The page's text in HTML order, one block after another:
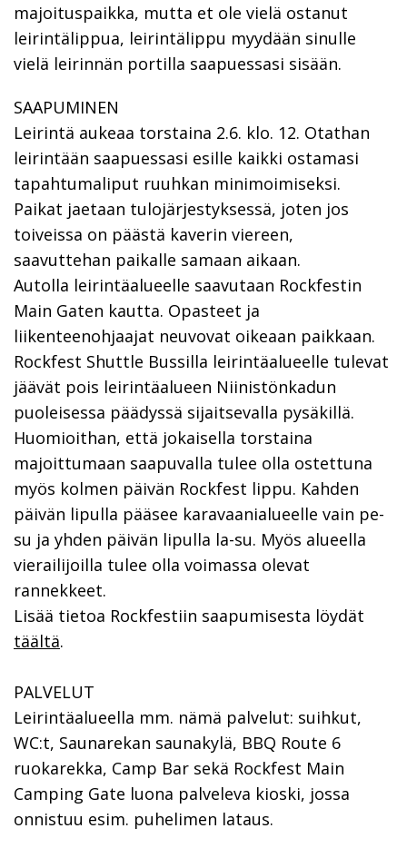
majoituspaikka, mutta et ole vielä ostanut
leirintälippua, leirintälippu myydään sinulle
vielä leirinnän portilla saapuessasi sisään.
SAAPUMINEN
Leirintä aukeaa torstaina 2.6. klo. 12. Otathan
leirintään saapuessasi esille kaikki ostamasi
tapahtumaliput ruuhkan minimoimiseksi.
Paikat jaetaan tulojärjestyksessä, joten jos
toiveissa on päästä kaverin viereen,
saavuttehan paikalle samaan aikaan.
Autolla leirintäalueelle saavutaan Rockfestin
Main Gaten kautta. Opasteet ja
liikenteenohjaajat neuvovat oikeaan paikkaan.
Rockfest Shuttle Bussilla leirintäalueelle tulevat
jäävät pois leirintäalueen Niinistönkadun
puoleisessa päädyssä sijaitsevalla pysäkillä.
Huomioithan, että jokaisella torstaina
majoittumaan saapuvalla tulee olla ostettuna
myös kolmen päivän Rockfest lippu. Kahden
päivän lipulla pääsee karavaanialueelle vain pe-
su ja yhden päivän lipulla la-su. Myös alueella
vierailijoilla tulee olla voimassa olevat
rannekkeet.
Lisää tietoa Rockfestiin saapumisesta löydät
täältä.
PALVELUT
Leirintäalueella mm. nämä palvelut: suihkut,
WC:t, Saunarekan saunakylä, BBQ Route 6
ruokarekka, Camp Bar sekä Rockfest Main
Camping Gate luona palveleva kioski, jossa
onnistuu esim. puhelimen lataus.